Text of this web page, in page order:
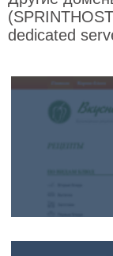
dedicated